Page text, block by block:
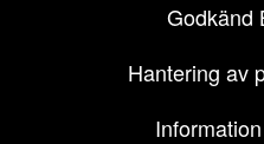
Godkänd
Hantering av